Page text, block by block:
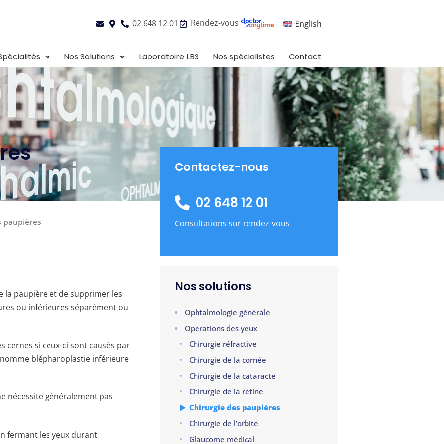
02 648 12 01 Rendez-vous English
Nos Solutions Laboratoire LBS Nos spécialistes Contact
paupières
la paupière et de supprimer les
ou inférieures séparément ou
cernes si ceux-ci sont causés par
blépharoplastie inférieure
nécessite généralement pas
fermant les yeux durant
Contactez-nous
02 648 12 01
Consultations sur rendez-vous
Nos solutions
Ophtalmologie générale
Opérations des yeux
Chirurgie réfractive
Chirurgie de la cornée
Chirurgie de la cataracte
Chirurgie de la rétine
Chirurgie des paupières
Chirurgie de l’orbite
Glaucome médical